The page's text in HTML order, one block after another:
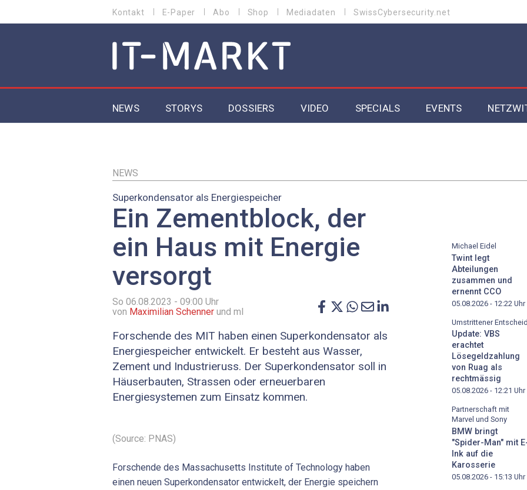
zum
MENU
Kontakt E-Paper Abo Shop Mediadaten SwissCybersecurity.net
MAIN NAVIGATION
NEWS STORYS DOSSIERS
Security
EU-DSGVO
VIDEO SPECIALS
Artificial Intelligence 2025
EVENTS
NEWS
Superkondensator als Energiespeicher
Ein Zementblock, der
ein Haus mit Energie
versorgt
So 06.08.2023 - 09:00 Uhr
von Maximilian Schenner und ml
Forschende des MIT haben einen Superkondensator als
Energiespeicher entwickelt. Er besteht aus Wasser,
Zement und Industrieruss. Der Superkondensator soll in
Häuserbauten, Strassen oder erneuerbaren
Energiesystemen zum Einsatz kommen.
(Source: PNAS)
Forschende des Massachusetts Institute of Technology haben
einen neuen Superkondensator entwickelt, der Energie speichern
Michael Eidel
Twint legt
Abteilungen
zusammen und
ernennt CCO
05.08.2026 - 12:22 Uhr
Umstrittener Entscheid
Update: VBS
erachtet
Lösegeldzahlung
von Ruag als
rechtmässig
05.08.2026 - 12:21 Uhr
Partnerschaft mit
Marvel und Sony
BMW bringt
"Spider-Man" mit
Ink auf die
Karosserie
05.08.2026 - 15:13 Uhr